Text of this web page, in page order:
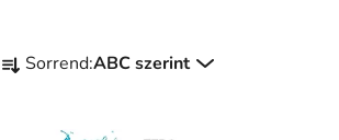
e Sorrend:ABC szerint